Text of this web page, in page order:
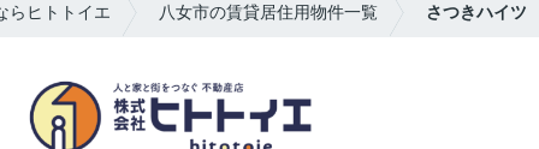
らヒトトイエ 八女市の賃貸居住用物件一覧 さつきハイツ